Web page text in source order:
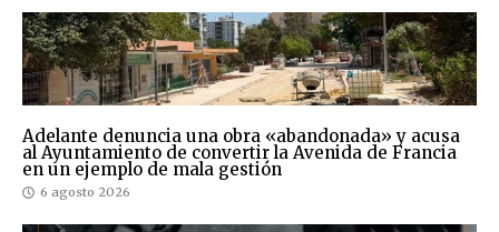
Adelante denuncia una obra «abandonada» y acusa
al Ayuntamiento de convertir la Avenida de Francia
en un ejemplo de mala gestión
6 agosto 2026